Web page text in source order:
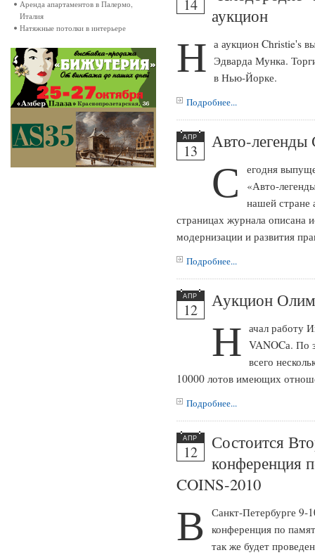
14
аукцион
Н а аукцион Christie's
Эдварда Мунка.
в Нью-Йорке.
Подробнее...
АПР
13 Авто-
С
егодня
«Авто-
нашей
страницах журнала описана
модернизации и развития
Подробнее...
АПР
12 Аукцион
Н ачал работу
VANOCа. По
всего
10000 лотов имеющих
Подробнее...
АПР
12
Состоится
конференция
COINS-2010
В
Санкт-Петербурге 9-
конференция по
так же будет
Аренда апартаментов в Палермо,
Италия
Натяжные потолки в интерьере